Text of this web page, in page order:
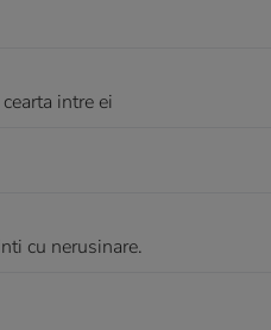
intre ei
cu nerusinare.